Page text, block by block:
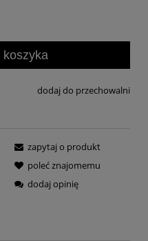
koszyka
dodaj do przechowalni
zapytaj o produkt
poleć znajomemu
dodaj opinię